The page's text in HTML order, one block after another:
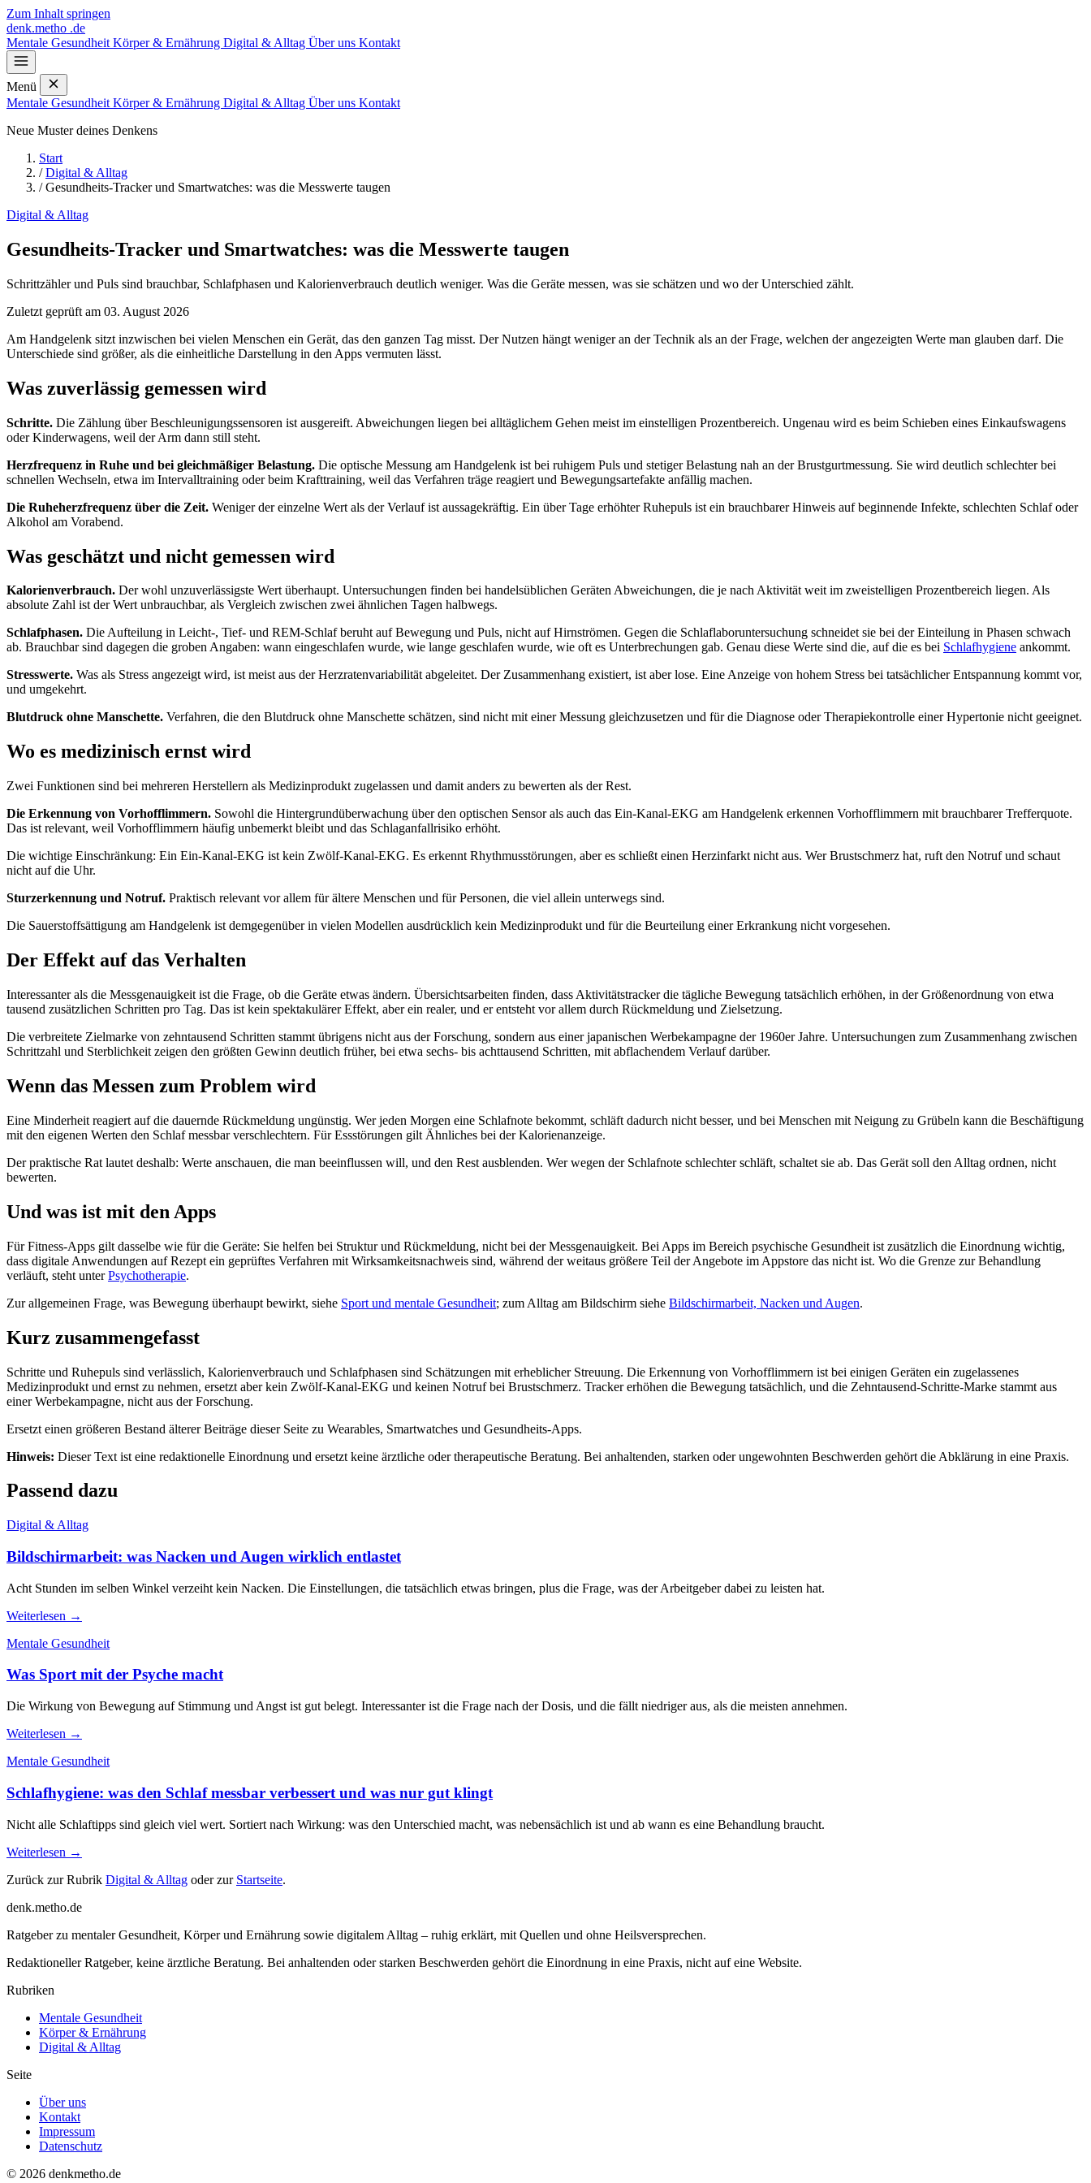
Zum Inhalt springen
denk.metho .de
Mentale Gesundheit Körper & Ernährung Digital & Alltag Über uns Kontakt
Menü
Mentale Gesundheit Körper & Ernährung Digital & Alltag Über uns Kontakt
Neue Muster deines Denkens
Start
/ Digital & Alltag
/ Gesundheits-Tracker und Smartwatches: was die Messwerte taugen
Digital & Alltag
Gesundheits-Tracker und Smartwatches: was die Messwerte taugen
Schrittzähler und Puls sind brauchbar, Schlafphasen und Kalorienverbrauch deutlich weniger. Was die Geräte messen, was sie schätzen und wo der Unterschied zählt.
Zuletzt geprüft am 03. August 2026
Am Handgelenk sitzt inzwischen bei vielen Menschen ein Gerät, das den ganzen Tag misst. Der Nutzen hängt weniger an der Technik als an der Frage, welchen der angezeigten Werte man glauben darf. Die
Unterschiede sind größer, als die einheitliche Darstellung in den Apps vermuten lässt.
Was zuverlässig gemessen wird
Schritte. Die Zählung über Beschleunigungssensoren ist ausgereift. Abweichungen liegen bei alltäglichem Gehen meist im einstelligen Prozentbereich. Ungenau wird es beim Schieben eines Einkaufswagens
oder Kinderwagens, weil der Arm dann still steht.
Herzfrequenz in Ruhe und bei gleichmäßiger Belastung. Die optische Messung am Handgelenk ist bei ruhigem Puls und stetiger Belastung nah an der Brustgurtmessung. Sie wird deutlich schlechter bei
schnellen Wechseln, etwa im Intervalltraining oder beim Krafttraining, weil das Verfahren träge reagiert und Bewegungsartefakte anfällig machen.
Die Ruheherzfrequenz über die Zeit. Weniger der einzelne Wert als der Verlauf ist aussagekräftig. Ein über Tage erhöhter Ruhepuls ist ein brauchbarer Hinweis auf beginnende Infekte, schlechten Schlaf oder
Alkohol am Vorabend.
Was geschätzt und nicht gemessen wird
Kalorienverbrauch. Der wohl unzuverlässigste Wert überhaupt. Untersuchungen finden bei handelsüblichen Geräten Abweichungen, die je nach Aktivität weit im zweistelligen Prozentbereich liegen. Als
absolute Zahl ist der Wert unbrauchbar, als Vergleich zwischen zwei ähnlichen Tagen halbwegs.
Schlafphasen. Die Aufteilung in Leicht-, Tief- und REM-Schlaf beruht auf Bewegung und Puls, nicht auf Hirnströmen. Gegen die Schlaflaboruntersuchung schneidet sie bei der Einteilung in Phasen schwach
ab. Brauchbar sind dagegen die groben Angaben: wann eingeschlafen wurde, wie lange geschlafen wurde, wie oft es Unterbrechungen gab. Genau diese Werte sind die, auf die es bei Schlafhygiene ankommt.
Stresswerte. Was als Stress angezeigt wird, ist meist aus der Herzratenvariabilität abgeleitet. Der Zusammenhang existiert, ist aber lose. Eine Anzeige von hohem Stress bei tatsächlicher Entspannung kommt vor,
und umgekehrt.
Blutdruck ohne Manschette. Verfahren, die den Blutdruck ohne Manschette schätzen, sind nicht mit einer Messung gleichzusetzen und für die Diagnose oder Therapiekontrolle einer Hypertonie nicht geeignet.
Wo es medizinisch ernst wird
Zwei Funktionen sind bei mehreren Herstellern als Medizinprodukt zugelassen und damit anders zu bewerten als der Rest.
Die Erkennung von Vorhofflimmern. Sowohl die Hintergrundüberwachung über den optischen Sensor als auch das Ein-Kanal-EKG am Handgelenk erkennen Vorhofflimmern mit brauchbarer Trefferquote.
Das ist relevant, weil Vorhofflimmern häufig unbemerkt bleibt und das Schlaganfallrisiko erhöht.
Die wichtige Einschränkung: Ein Ein-Kanal-EKG ist kein Zwölf-Kanal-EKG. Es erkennt Rhythmusstörungen, aber es schließt einen Herzinfarkt nicht aus. Wer Brustschmerz hat, ruft den Notruf und schaut
nicht auf die Uhr.
Sturzerkennung und Notruf. Praktisch relevant vor allem für ältere Menschen und für Personen, die viel allein unterwegs sind.
Die Sauerstoffsättigung am Handgelenk ist demgegenüber in vielen Modellen ausdrücklich kein Medizinprodukt und für die Beurteilung einer Erkrankung nicht vorgesehen.
Der Effekt auf das Verhalten
Interessanter als die Messgenauigkeit ist die Frage, ob die Geräte etwas ändern. Übersichtsarbeiten finden, dass Aktivitätstracker die tägliche Bewegung tatsächlich erhöhen, in der Größenordnung von etwa
tausend zusätzlichen Schritten pro Tag. Das ist kein spektakulärer Effekt, aber ein realer, und er entsteht vor allem durch Rückmeldung und Zielsetzung.
Die verbreitete Zielmarke von zehntausend Schritten stammt übrigens nicht aus der Forschung, sondern aus einer japanischen Werbekampagne der 1960er Jahre. Untersuchungen zum Zusammenhang zwischen
Schrittzahl und Sterblichkeit zeigen den größten Gewinn deutlich früher, bei etwa sechs- bis achttausend Schritten, mit abflachendem Verlauf darüber.
Wenn das Messen zum Problem wird
Eine Minderheit reagiert auf die dauernde Rückmeldung ungünstig. Wer jeden Morgen eine Schlafnote bekommt, schläft dadurch nicht besser, und bei Menschen mit Neigung zu Grübeln kann die Beschäftigung
mit den eigenen Werten den Schlaf messbar verschlechtern. Für Essstörungen gilt Ähnliches bei der Kalorienanzeige.
Der praktische Rat lautet deshalb: Werte anschauen, die man beeinflussen will, und den Rest ausblenden. Wer wegen der Schlafnote schlechter schläft, schaltet sie ab. Das Gerät soll den Alltag ordnen, nicht
bewerten.
Und was ist mit den Apps
Für Fitness-Apps gilt dasselbe wie für die Geräte: Sie helfen bei Struktur und Rückmeldung, nicht bei der Messgenauigkeit. Bei Apps im Bereich psychische Gesundheit ist zusätzlich die Einordnung wichtig,
dass digitale Anwendungen auf Rezept ein geprüftes Verfahren mit Wirksamkeitsnachweis sind, während der weitaus größere Teil der Angebote im Appstore das nicht ist. Wo die Grenze zur Behandlung
verläuft, steht unterPsychotherapie.
Zur allgemeinen Frage, was Bewegung überhaupt bewirkt, siehe Sport und mentale Gesundheit; zum Alltag am Bildschirm siehe Bildschirmarbeit, Nacken und Augen.
Kurz zusammengefasst
Schritte und Ruhepuls sind verlässlich, Kalorienverbrauch und Schlafphasen sind Schätzungen mit erheblicher Streuung. Die Erkennung von Vorhofflimmern ist bei einigen Geräten ein zugelassenes
Medizinprodukt und ernst zu nehmen, ersetzt aber kein Zwölf-Kanal-EKG und keinen Notruf bei Brustschmerz. Tracker erhöhen die Bewegung tatsächlich, und die Zehntausend-Schritte-Marke stammt aus
einer Werbekampagne, nicht aus der Forschung.
Ersetzt einen größeren Bestand älterer Beiträge dieser Seite zu Wearables, Smartwatches und Gesundheits-Apps.
Hinweis: Dieser Text ist eine redaktionelle Einordnung und ersetzt keine ärztliche oder therapeutische Beratung. Bei anhaltenden, starken oder ungewohnten Beschwerden gehört die Abklärung in eine Praxis.
Passend dazu
Digital & Alltag
Bildschirmarbeit: was Nacken und Augen wirklich entlastet
Acht Stunden im selben Winkel verzeiht kein Nacken. Die Einstellungen, die tatsächlich etwas bringen, plus die Frage, was der Arbeitgeber dabei zu leisten hat.
Weiterlesen →
Mentale Gesundheit
Was Sport mit der Psyche macht
Die Wirkung von Bewegung auf Stimmung und Angst ist gut belegt. Interessanter ist die Frage nach der Dosis, und die fällt niedriger aus, als die meisten annehmen.
Weiterlesen →
Mentale Gesundheit
Schlafhygiene: was den Schlaf messbar verbessert und was nur gut klingt
Nicht alle Schlaftipps sind gleich viel wert. Sortiert nach Wirkung: was den Unterschied macht, was nebensächlich ist und ab wann es eine Behandlung braucht.
Weiterlesen →
Zurück zur Rubrik Digital & Alltag oder zur Startseite.
denk.metho.de
Ratgeber zu mentaler Gesundheit, Körper und Ernährung sowie digitalem Alltag – ruhig erklärt, mit Quellen und ohne Heilsversprechen.
Redaktioneller Ratgeber, keine ärztliche Beratung. Bei anhaltenden oder starken Beschwerden gehört die Einordnung in eine Praxis, nicht auf eine Website.
Rubriken
Mentale Gesundheit
Körper & Ernährung
Digital & Alltag
Seite
Über uns
Kontakt
Impressum
Datenschutz
© 2026 denkmetho.de